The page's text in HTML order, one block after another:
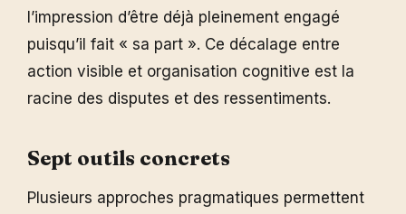
l’impression d’être déjà pleinement engagé
puisqu’il fait « sa part ». Ce décalage entre
action visible et organisation cognitive est la
racine des disputes et des ressentiments.
Sept outils concrets
Plusieurs approches pragmatiques permettent